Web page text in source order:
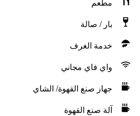
بار / صالة
خدمة الغرف
واي فاي مجاني
جهاز صنع القهوة/ الشاي
آلة صنع القهوة